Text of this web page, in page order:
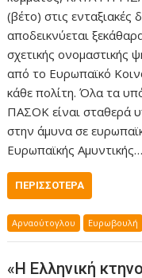
(βέτο) στις ενταξιακές
αποδεικνύεται
σχετικής ονομαστικής
από το Ευρωπαϊκό
κάθε πολίτη. Όλα τα
ΠΑΣΟΚ είναι σταθερά
στην άμυνα σε
Ευρωπαϊκής Αμυντικής…
ΠΕΡΙΣΣΌΤΕΡΑ
Αρναούτογλου Ευρωβουλή
«Η Ελληνική